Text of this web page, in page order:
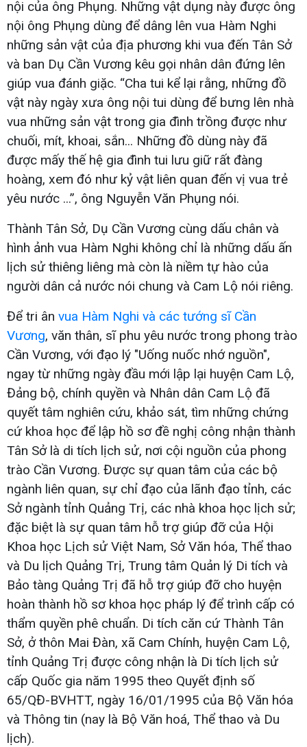
nội của ông Phụng. Những vật dụng này được ông
nội ông Phụng dùng để dâng lên vua Hàm Nghi
những sản vật của địa phương khi vua đến Tân Sở
và ban Dụ Cần Vương kêu gọi nhân dân đứng lên
giúp vua đánh giặc. “Cha tui kể lại rằng, những đồ
vật này ngày xưa ông nội tui dùng để bưng lên nhà
vua những sản vật trong gia đình trồng được như
chuối, mít, khoai, sắn... Những đồ dùng này đã
được mấy thế hệ gia đình tui lưu giữ rất đàng
hoàng, xem đó như kỷ vật liên quan đến vị vua trẻ
yêu nước ...”, ông Nguyễn Văn Phụng nói.
Thành Tân Sở, Dụ Cần Vương cùng dấu chân và
hình ảnh vua Hàm Nghi không chỉ là những dấu ấn
lịch sử thiêng liêng mà còn là niềm tự hào của
người dân cả nước nói chung và Cam Lộ nói riêng.
Để tri ân vua Hàm Nghi và các tướng sĩ Cần
Vương, văn thân, sĩ phu yêu nước trong phong trào
Cần Vương, với đạo lý "Uống nuốc nhớ nguồn",
ngay từ những ngày đầu mới lập lại huyện Cam Lộ,
Đảng bộ, chính quyền và Nhân dân Cam Lộ đã
quyết tâm nghiên cứu, khảo sát, tìm những chứng
cứ khoa học để lập hồ sơ đề nghị công nhận thành
Tân Sở là di tích lịch sử, nơi cội nguồn của phong
trào Cần Vương. Được sự quan tâm của các bộ
ngành liên quan, sự chỉ đạo của lãnh đạo tỉnh, các
Sở ngành tỉnh Quảng Trị, các nhà khoa học lịch sử;
đặc biệt là sự quan tâm hỗ trợ giúp đỡ của Hội
Khoa học Lịch sử Việt Nam, Sở Văn hóa, Thể thao
và Du lịch Quảng Trị, Trung tâm Quản lý Di tích và
Bảo tàng Quảng Trị đã hỗ trợ giúp đỡ cho huyện
hoàn thành hồ sơ khoa học pháp lý để trình cấp có
thẩm quyền phê chuẩn. Di tích căn cứ Thành Tân
Sở, ở thôn Mai Đàn, xã Cam Chính, huyện Cam Lộ,
tỉnh Quảng Trị được công nhận là Di tích lịch sử
cấp Quốc gia năm 1995 theo Quyết định số
65/QĐ-BVHTT, ngày 16/01/1995 của Bộ Văn hóa
và Thông tin (nay là Bộ Văn hoá, Thể thao và Du
lịch).